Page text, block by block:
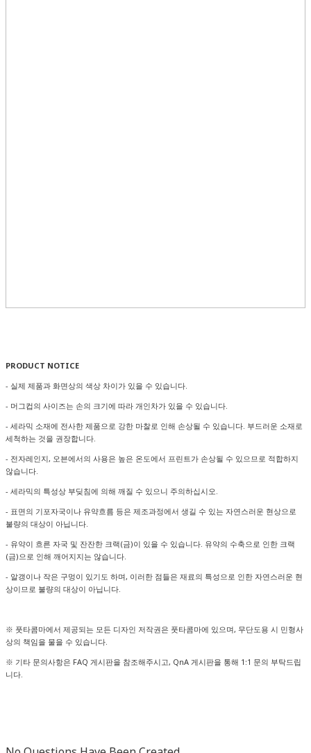
PRODUCT NOTICE
- 실제 제품과 화면상의 색상 차이가 있을 수 있습니다.
- 머그컵의 사이즈는 손의 크기에 따라 개인차가 있을 수 있습니다.
- 세라믹 소재에 전사한 제품으로 강한 마찰로 인해 손상될 수 있습니다. 부드러운 소재로
세척하는 것을 권장합니다.
- 전자레인지, 오븐에서의 사용은 높은 온도에서 프린트가 손상될 수 있으므로 적합하지
않습니다.
- 세라믹의 특성상 부딪침에 의해 깨질 수 있으니 주의하십시오.
- 표면의 기포자국이나 유약흐름 등은 제조과정에서 생길 수 있는 자연스러운 현상으로
불량의 대상이 아닙니다.
- 유약이 흐른 자국 및 잔잔한 크랙(금)이 있을 수 있습니다. 유약의 수축으로 인한 크랙
(금)으로 인해 깨어지지는 않습니다.
- 알갱이나 작은 구멍이 있기도 하며, 이러한 점들은 재료의 특성으로 인한 자연스러운 현
상이므로 불량의 대상이 아닙니다.
※ 풋타콤마에서 제공되는 모든 디자인 저작권은 풋타콤마에 있으며, 무단도용 시 민형사
상의 책임을 물을 수 있습니다.
※ 기타 문의사항은 FAQ 게시판을 참조해주시고, QnA 게시판을 통해 1:1 문의 부탁드립
니다.